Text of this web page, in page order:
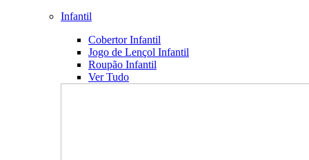
Infantil
Cobertor Infantil
Jogo de Lençol Infantil
Roupão Infantil
Ver Tudo